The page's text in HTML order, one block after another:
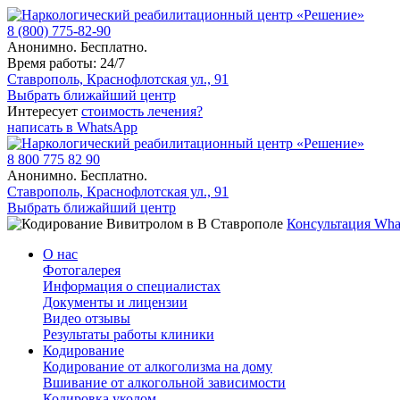
8 (800) 775-82-90
Анонимно. Бесплатно.
Время работы: 24/7
Ставрополь, Краснофлотская ул., 91
Выбрать ближайший центр
Интересует стоимость лечения?
написать в WhatsApp
8 800 775 82 90
Анонимно. Бесплатно.
Ставрополь, Краснофлотская ул., 91
Выбрать ближайший центр
Консультация
О нас
Фотогалерея
Информация о специалистах
Документы и лицензии
Видео отзывы
Результаты работы клиники
Кодирование
Кодирование от алкоголизма на дому
Вшивание от алкогольной зависимости